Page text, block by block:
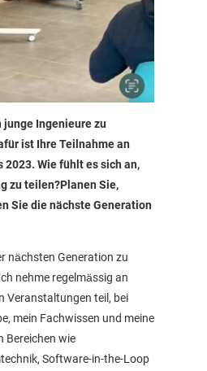
junge Ingenieure zu
ist Ihre Teilnahme an
2023. Wie fühlt es sich an,
zu teilen?Planen Sie,
Sie die nächste Generation
nächsten Generation zu
nehme regelmässig an
Veranstaltungen teil, bei
mein Fachwissen und meine
Bereichen wie
Software-in-the-Loop